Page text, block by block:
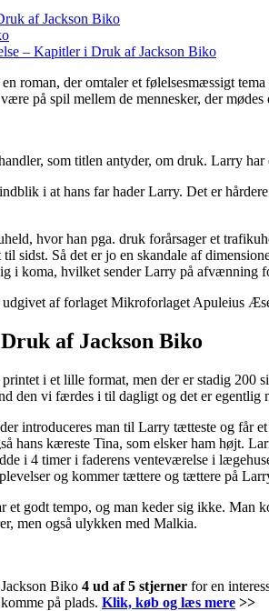
af Jackson Biko
– Kapitler i Druk af Jackson Biko
roman, der omtaler et følelsesmæssigt
på spil mellem de mennesker, der
som titlen antyder, om druk. Larry
i at hans far hader Larry. Det er
hvor han pga. druk forårsager et
sidst. Så det er jo en skandale af
i koma, hvilket sender Larry på afvænning
af forlaget Mikroforlaget Apuleius
af Jackson Biko
i et lille format, men der er stadig 200
den vi færdes i til dagligt og det er egentlig
introduceres man til Larry tætteste og får
hans kæreste Tina, som elsker ham højt.
i 4 timer i faderens venteværelse i
og kommer tættere og tættere på
et godt tempo, og man keder sig ikke. Man
men også ulykken med Malkia.
Biko 4 ud af 5 stjerner for en
på plads. Klik, køb og læs mere >>